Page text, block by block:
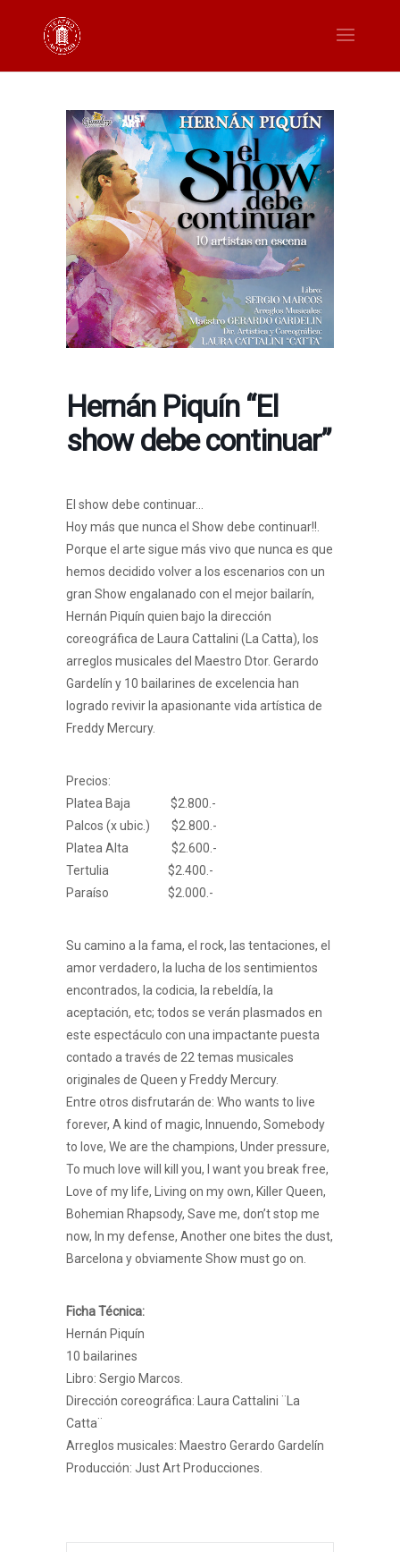
Hernán Piquín “El
show debe continuar”
El show debe continuar…
Hoy más que nunca el Show debe continuar!!.
Porque el arte sigue más vivo que nunca es que
hemos decidido volver a los escenarios con un
gran Show engalanado con el mejor bailarín,
Hernán Piquín quien bajo la dirección
coreográfica de Laura Cattalini (La Catta), los
arreglos musicales del Maestro Dtor. Gerardo
Gardelín y 10 bailarines de excelencia han
logrado revivir la apasionante vida artística de
Freddy Mercury.
Precios:
Platea Baja $2.800.-
Palcos (x ubic.) $2.800.-
Platea Alta $2.600.-
Tertulia $2.400.-
Paraíso $2.000.-
Su camino a la fama, el rock, las tentaciones, el
amor verdadero, la lucha de los sentimientos
encontrados, la codicia, la rebeldía, la
aceptación, etc; todos se verán plasmados en
este espectáculo con una impactante puesta
contado a través de 22 temas musicales
originales de Queen y Freddy Mercury.
Entre otros disfrutarán de: Who wants to live
forever, A kind of magic, Innuendo, Somebody
to love, We are the champions, Under pressure,
To much love will kill you, I want you break free,
Love of my life, Living on my own, Killer Queen,
Bohemian Rhapsody, Save me, don’t stop me
now, In my defense, Another one bites the dust,
Barcelona y obviamente Show must go on.
Ficha Técnica:
Hernán Piquín
10 bailarines
Libro: Sergio Marcos.
Dirección coreográfica: Laura Cattalini ¨La
Catta¨
Arreglos musicales: Maestro Gerardo Gardelín
Producción: Just Art Producciones.